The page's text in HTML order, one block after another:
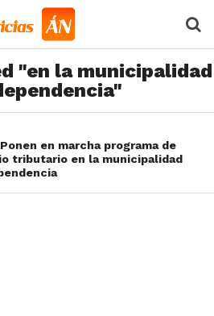
"en la municipalidad
en marcha programa de
tributario en la municipalidad